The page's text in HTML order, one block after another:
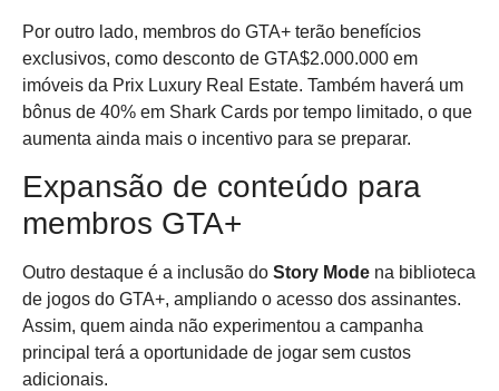
Por outro lado, membros do GTA+ terão benefícios
exclusivos, como desconto de GTA$2.000.000 em
imóveis da Prix Luxury Real Estate. Também haverá um
bônus de 40% em Shark Cards por tempo limitado, o que
aumenta ainda mais o incentivo para se preparar.
Expansão de conteúdo para
membros GTA+
Outro destaque é a inclusão do Story Mode na biblioteca
de jogos do GTA+, ampliando o acesso dos assinantes.
Assim, quem ainda não experimentou a campanha
principal terá a oportunidade de jogar sem custos
adicionais.